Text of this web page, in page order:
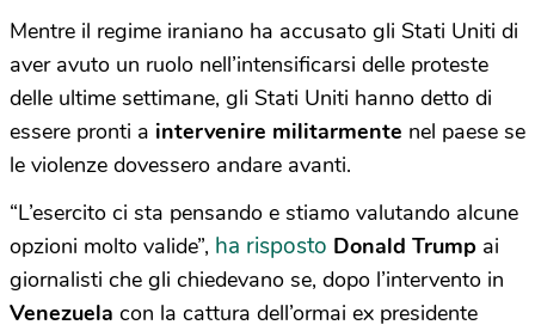
Mentre il regime iraniano ha accusato gli Stati Uniti di
aver avuto un ruolo nell’intensificarsi delle proteste
delle ultime settimane, gli Stati Uniti hanno detto di
essere pronti a intervenire militarmente nel paese se
le violenze dovessero andare avanti.
“L’esercito ci sta pensando e stiamo valutando alcune
opzioni molto valide”, ha risposto Donald Trump ai
giornalisti che gli chiedevano se, dopo l’intervento in
Venezuela con la cattura dell’ormai ex presidente